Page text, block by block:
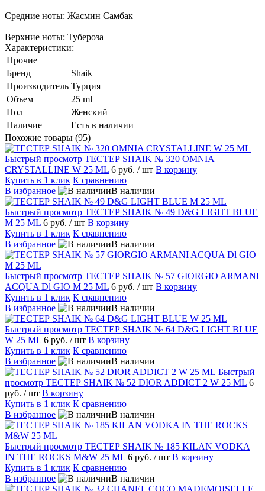
Средние ноты: Жасмин Самбак
Верхние ноты: Тубероза
Характеристики:
Прочие
Бренд
Shaik
Производитель Турция
Объем
25 ml
Пол
Женский
Наличие
Есть в наличии
Похожие товары (95)
Быстрый просмотр ТЕСТЕР SHAIK № 320 OMNIA
CRYSTALLINE W 25 ML 6 руб. / шт В корзину
Купить в 1 клик К сравнению
В избранное
В наличии
Быстрый просмотр ТЕСТЕР SHAIK № 49 D&G LIGHT BLUE
M 25 ML 6 руб. / шт В корзину
Купить в 1 клик К сравнению
В избранное
В наличии
Быстрый просмотр ТЕСТЕР SHAIK № 57 GIORGIO ARMANI
ACQUA Dl GIO M 25 ML 6 руб. / шт В корзину
Купить в 1 клик К сравнению
В избранное
В наличии
Быстрый просмотр ТЕСТЕР SHAIK № 64 D&G LIGHT BLUE
W 25 ML 6 руб. / шт В корзину
Купить в 1 клик К сравнению
В избранное
В наличии
Быстрый
просмотр ТЕСТЕР SHAIK № 52 DIOR ADDICT 2 W 25 ML 6
руб. / шт В корзину
Купить в 1 клик К сравнению
В избранное
В наличии
Быстрый просмотр ТЕСТЕР SHAIK № 185 KILAN VODKA
IN THE ROCKS M&W 25 ML 6 руб. / шт В корзину
Купить в 1 клик К сравнению
В избранное
В наличии